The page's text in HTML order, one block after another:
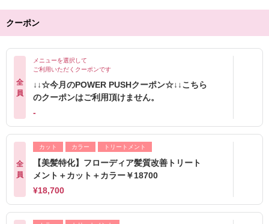
クーポン
全
員
メニューを選択して
ご利用いただくクーポンです
↓↓☆今月のPOWER PUSHクーポン☆↓↓こちら
のクーポンはご利用頂けません。
-
全
員
カット カラー トリートメント
【美髪特化】フローディア髪質改善トリート
メント＋カット＋カラー￥18700
¥18,700